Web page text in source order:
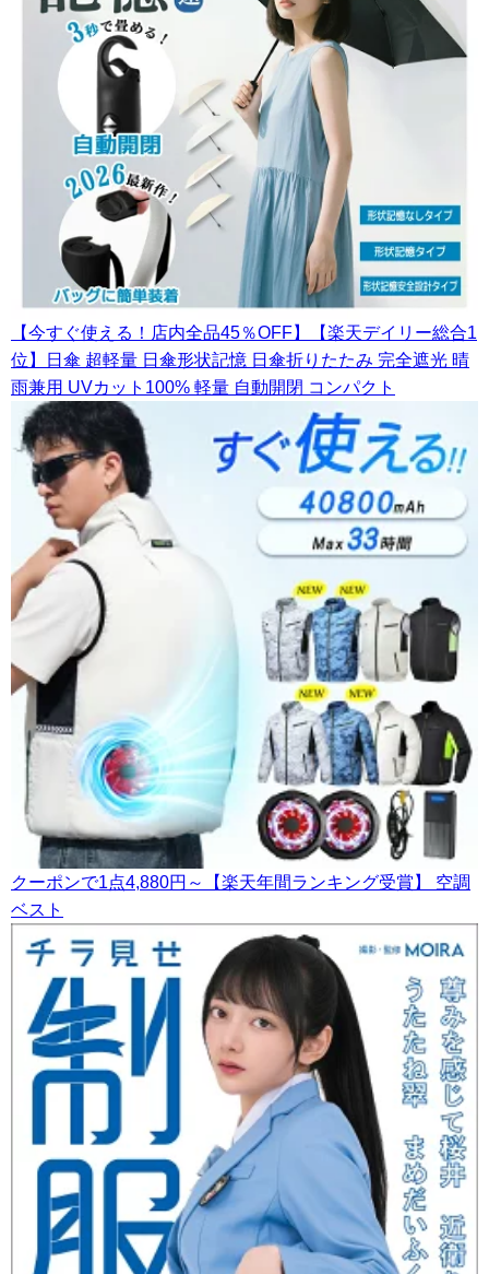
【今すぐ使える！店内全品45％OFF】【楽天デイリー総合1
位】日傘 超軽量 日傘形状記憶 日傘折りたたみ 完全遮光 晴
雨兼用 UVカット100% 軽量 自動開閉 コンパクト
クーポンで1点4,880円～【楽天年間ランキング受賞】 空調
ベスト